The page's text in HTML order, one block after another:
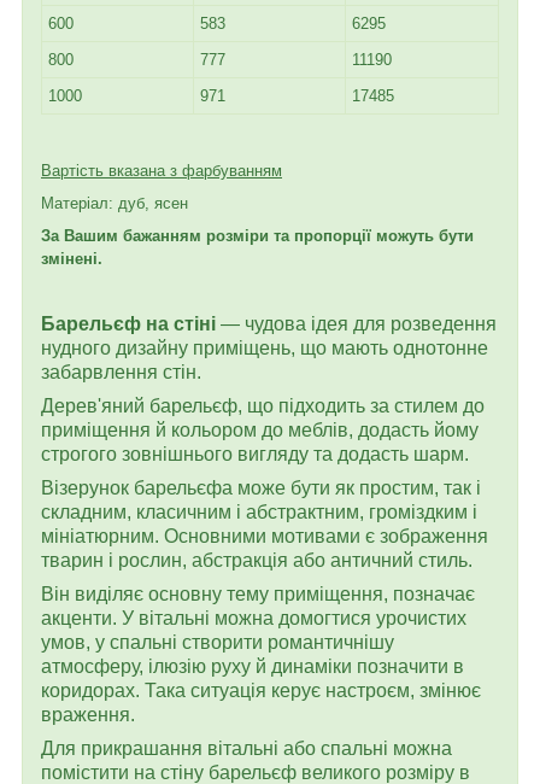
600
583
6295
800
777
11190
1000
971 17485
Вартість вказана з фарбуванням
Матеріал: дуб, ясен
За Вашим бажанням розміри та пропорції можуть бути
змінені.
Барельєф на стіні — чудова ідея для розведення
нудного дизайну приміщень, що мають однотонне
забарвлення стін.
Дерев'яний барельєф, що підходить за стилем до
приміщення й кольором до меблів, додасть йому
строгого зовнішнього вигляду та додасть шарм.
Візерунок барельєфа може бути як простим, так і
складним, класичним і абстрактним, громіздким і
мініатюрним. Основними мотивами є зображення
тварин і рослин, абстракція або античний стиль.
Він виділяє основну тему приміщення, позначає
акценти. У вітальні можна домогтися урочистих
умов, у спальні створити романтичнішу
атмосферу, ілюзію руху й динаміки позначити в
коридорах. Така ситуація керує настроєм, змінює
враження.
Для прикрашання вітальні або спальні можна
помістити на стіну барельєф великого розміру в